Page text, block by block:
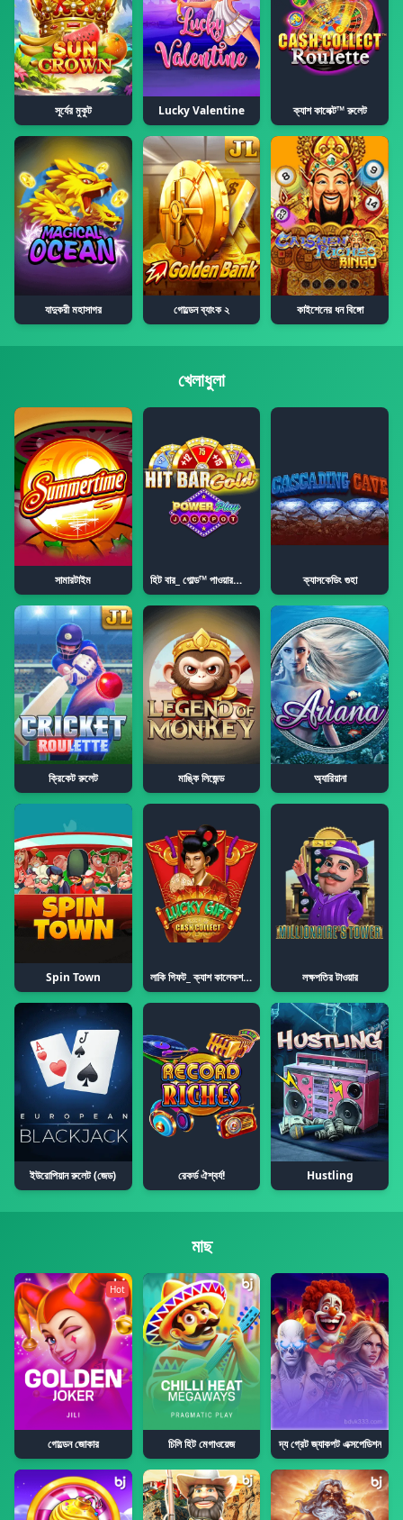
সূর্যের মুকুট Lucky Valentine ক্যাশ কালেক্ট™ রুলেট
যাদুকরী মহাসাগর গোল্ডেন ব্যাংক ২ কাইশেনের ধন বিঙ্গো
খেলাধুলা
সামারটাইম হিট বার_ গোল্ড™ পাওয়ারপ্লে জ্যাকপট ক্যাসকেডিং গুহা
ক্রিকেট রুলেট মাঙ্কি লিজেন্ড অ্যারিয়ানা
Spin Town লাকি গিফট_ ক্যাশ কালেকশন ™ লক্ষপতির টাওয়ার
ইউরোপিয়ান রুলেট (জেড) রেকর্ড ঐশ্বর্য! Hustling
মাছ
গোল্ডেন জোকার
Hot
চিলি হিট মেগাওয়েজ দ্য গ্রেট জ্যাকপট এক্সপেডিশন